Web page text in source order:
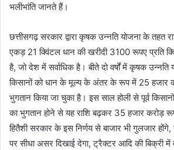
भलीभांति जानते हैं।
छत्तीसगढ़ सरकार द्वारा कृषक उन्नति योजना के तहत
एकड़ 21 क्विंटल धान की खरीदी 3100 रूपए प्रति
है, जो देश में सर्वाधिक है। बीते दो वर्षों में कृषक
किसानों को धान के मूल्य के अंतर के रूप में 25 हजार
भुगतान किया जा चुका है। इस साल होली से पूर्व
का भुगतान होने से यह राशि बढ़कर 35 हजार करोड़
हितैशी सरकार के इस निर्णय से बाजार भी गुलजार
पर सीधा असर दिखाई देगा, ट्रैक्टर आदि की बिक्री में